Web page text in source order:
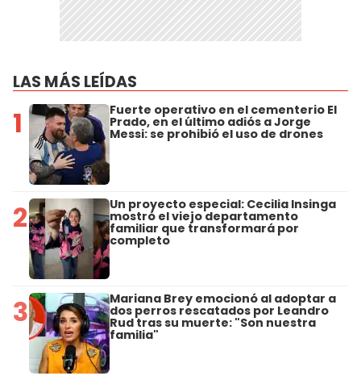
LAS MÁS LEÍDAS
1 Fuerte operativo en el cementerio El
Prado, en el último adiós a Jorge
Messi: se prohibió el uso de drones
2 Un proyecto especial: Cecilia Insinga
mostró el viejo departamento
familiar que transformará por
completo
3 Mariana Brey emocionó al adoptar a
dos perros rescatados por Leandro
Rud tras su muerte: "Son nuestra
familia"